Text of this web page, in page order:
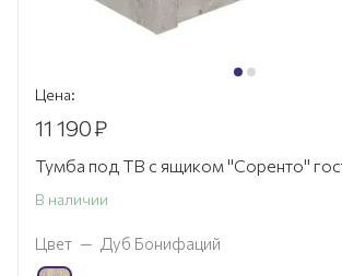
Цена:
11 190₽
Тумба под ТВ с ящиком "Соренто"
В наличии
Цвет — Дуб Бонифаций